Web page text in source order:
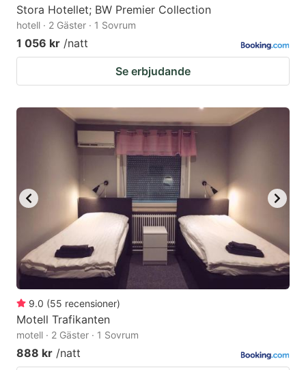
dates.
dates.
Stora Hotellet; BW Premier Collection
hotell · 2 Gäster · 1 Sovrum
1 056 kr /natt
Se erbjudande
9.0 (55 recensioner)
Motell Trafikanten
motell · 2 Gäster · 1 Sovrum
888 kr /natt